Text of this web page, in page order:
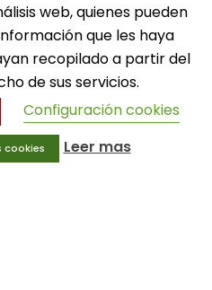
física
web, quienes pueden
que les haya
recopilado a partir del
de sus servicios.
Configuración cookies
cookies Leer mas